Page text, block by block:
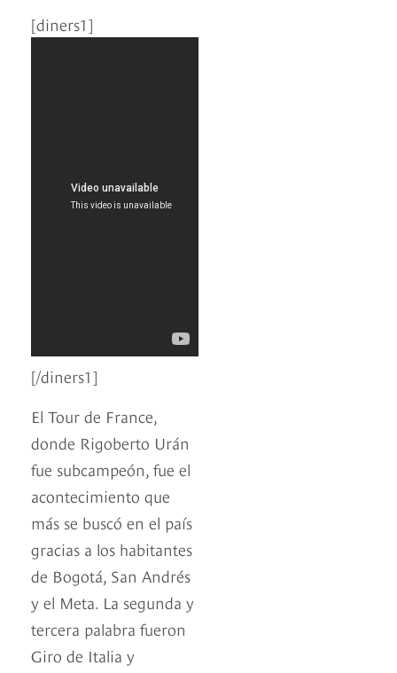
[diners1]
[/diners1]
El Tour de France,
donde Rigoberto Urán
fue subcampeón, fue el
acontecimiento que
más se buscó en el país
gracias a los habitantes
de Bogotá, San Andrés
y el Meta. La segunda y
tercera palabra fueron
Giro de Italia y